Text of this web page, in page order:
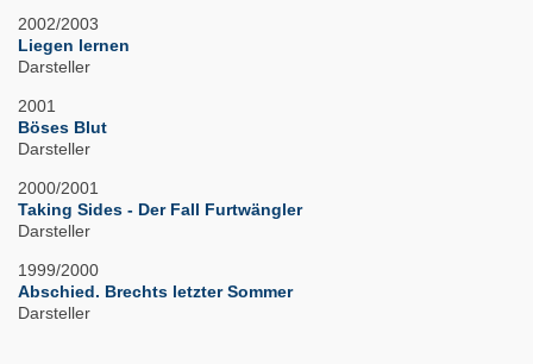
2002/2003
Liegen lernen
Darsteller
2001
Böses Blut
Darsteller
2000/2001
Taking Sides - Der Fall Furtwängler
Darsteller
1999/2000
Abschied. Brechts letzter Sommer
Darsteller